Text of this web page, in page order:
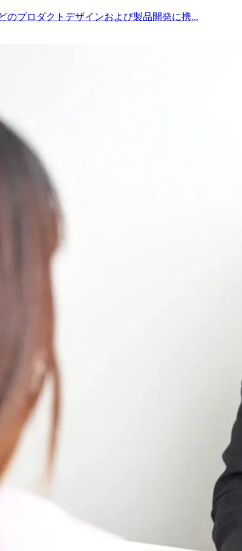
のプロダクトデザインおよび製品開発に携...